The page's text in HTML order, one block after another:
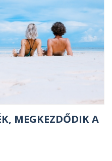
MEGKEZDŐDIK A